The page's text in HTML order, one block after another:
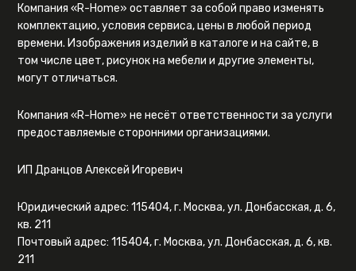
Компания «R-Home» оставляет за собой право изменять
комплектацию, условия сервиса, цены в любой период
времени. Изображения изделий в каталоге и на сайте, в
том числе цвет, рисунок на мебели и другие элементы,
могут отличаться.
Компания «R-Home» не несёт ответственности за услуги
предоставляемые сторонними организациями.
ИП Дранцов Алексей Игоревич
Юридический адрес: 115404, г. Москва, ул. Донбасская, д. 6,
кв. 211
Почтовый адрес: 115404, г. Москва, ул. Донбасская, д. 6, кв.
211